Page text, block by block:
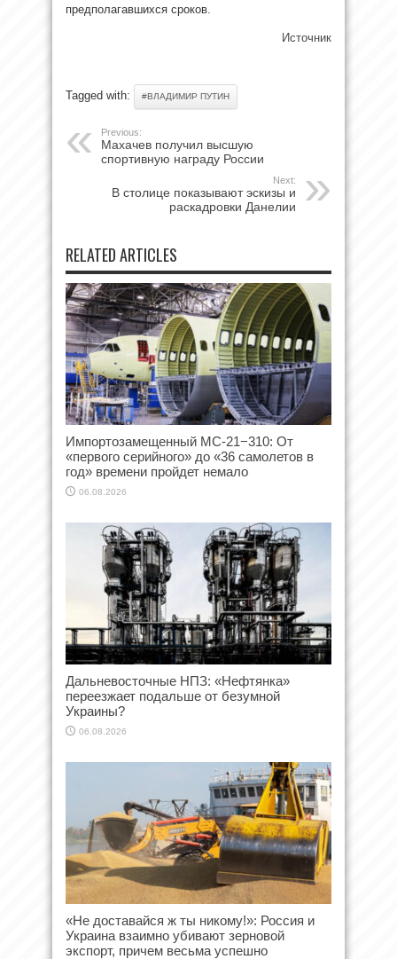
предполагавшихся сроков.
Источник
Tagged with: #ВЛАДИМИР ПУТИН
Previous:
Махачев получил высшую
спортивную награду России
Next:
В столице показывают эскизы и
раскадровки Данелии
RELATED ARTICLES
Импортозамещенный МС-21−310: От
«первого серийного» до «36 самолетов в
год» времени пройдет немало
06.08.2026
Дальневосточные НПЗ: «Нефтянка»
переезжает подальше от безумной
Украины?
06.08.2026
«Не доставайся ж ты никому!»: Россия и
Украина взаимно убивают зерновой
экспорт, причем весьма успешно